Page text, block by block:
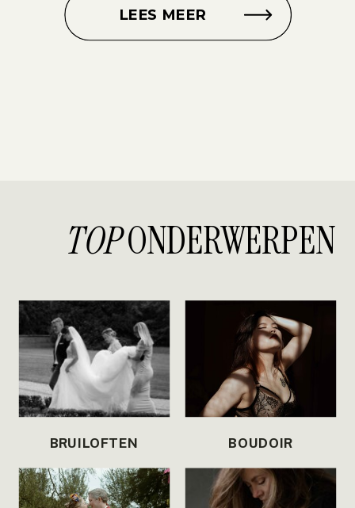
LEES MEER
TOPONDERWERPEN
BRUILOFTEN BOUDOIR